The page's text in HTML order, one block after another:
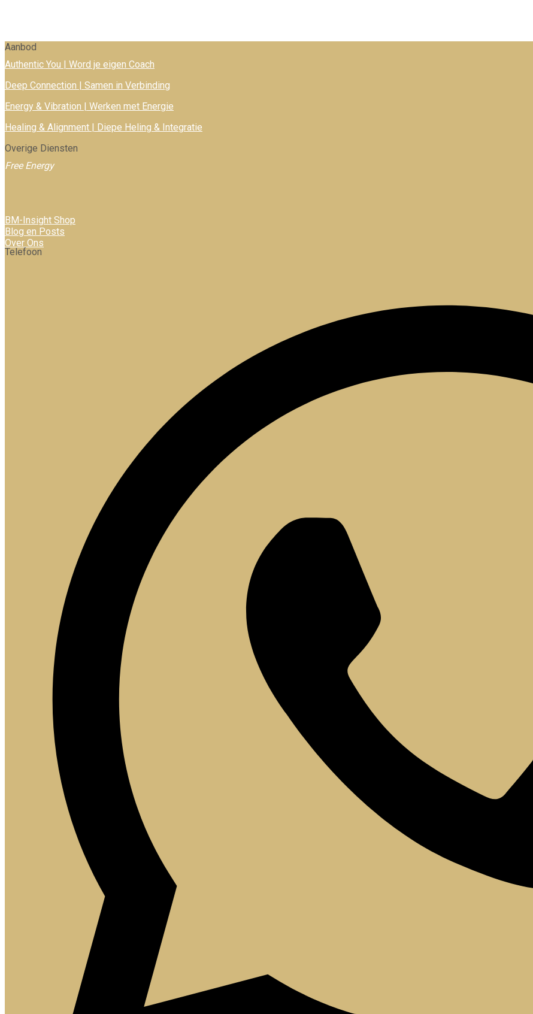
Aanbod
Authentic You | Word je eigen Coach
Deep Connection | Samen in Verbinding
Energy & Vibration | Werken met Energie
Healing & Alignment | Diepe Heling & Integratie
Overige Diensten
Free Energy
BM-Insight Shop
Blog en Posts
Over Ons
Telefoon